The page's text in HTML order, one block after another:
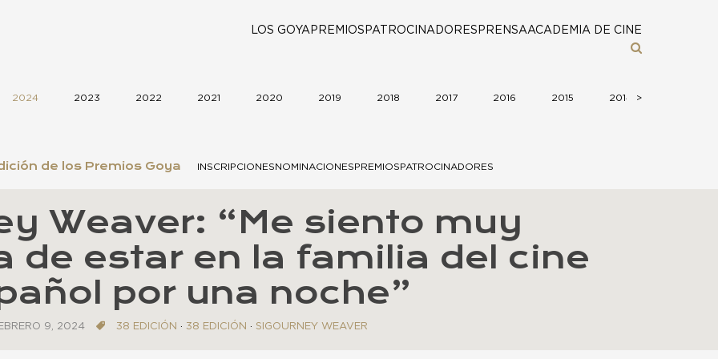
LOS GOYA PREMIOS PATROCINADORES PRENSAACADEMIA DE CINE
2024 2023 2022 2021 2020 2019 2018 2017 2016 2015 2014 >
>
de los Premios Goya INSCRIPCIONESNOMINACIONESPREMIOSPATROCINADORES
Weaver: “Me siento muy
de estar en la familia del cine
por una noche”
9, 2024 38 EDICIÓN · 38 EDICIÓN · SIGOURNEY WEAVER